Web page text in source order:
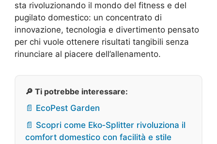
sta rivoluzionando il mondo del fitness e del
pugilato domestico: un concentrato di
innovazione, tecnologia e divertimento pensato
per chi vuole ottenere risultati tangibili senza
rinunciare al piacere dell’allenamento.
🔎 Ti potrebbe interessare:
📄 EcoPest Garden
📄 Scopri come Eko‑Splitter rivoluziona il
comfort domestico con facilità e stile